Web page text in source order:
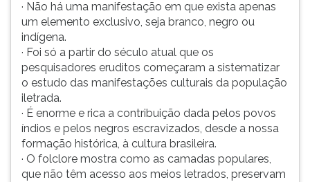
· Não há uma manifestação em que exista apenas
um elemento exclusivo, seja branco, negro ou
indígena.
· Foi só a partir do século atual que os
pesquisadores eruditos começaram a sistematizar
o estudo das manifestações culturais da população
iletrada.
· É enorme e rica a contribuição dada pelos povos
índios e pelos negros escravizados, desde a nossa
formação histórica, à cultura brasileira.
· O folclore mostra como as camadas populares,
que não têm acesso aos meios letrados, preservam